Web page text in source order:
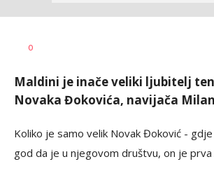
AUTOR
0
Maldini je inače veliki ljubitelj
Novaka Đokovića, navijača
Koliko je samo velik Novak Đoković -
god da je u njegovom društvu, on je prva